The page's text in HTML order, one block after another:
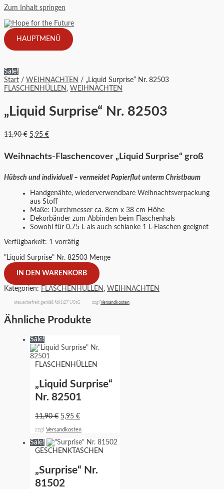
Zum Inhalt springen
HAUPTMENÜ
Sale!
Start / WEIHNACHTEN / „Liquid Surprise“ Nr. 82503
FLASCHENHÜLLEN , WEIHNACHTEN
„Liquid Surprise“ Nr. 82503
11,90€ 5,95 €
Weihnachts-Flaschencover „Liquid Surprise“ groß
Hübsch und individuell – vermeidet Papierflut unterm Christbaum
Handgenähte, wiederverwendbare Weihnachtsverpackung
aus Stoff
Maße: Durchmesser ca. 8cm x 38 cm Höhe
Dekorbänder zum Abbinden beim Flaschenhals
Sowohl für 0.75 L als auch schlanke 1 L-Flaschen geeignet
Verfügbarkeit: 1 vorrätig
"Liquid Surprise" Nr. 82503 Menge
IN DEN WARENKORB
Kategorien: FLASCHENHÜLLEN , WEIHNACHTEN
steuerbefreit gemäß §6(1)27 UStG zzgl Versandkosten
Ähnliche Produkte
Sale!
FLASCHENHÜLLEN
„Liquid Surprise“
Nr. 82501
11,90€ 5,95 €
zzgl Versandkosten
Sale!
GESCHENKTASCHEN
„Surprise“ Nr.
81502